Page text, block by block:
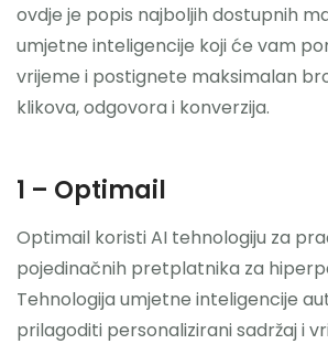
ovdje je popis najboljih dostupnih
umjetne inteligencije koji će vam
vrijeme i postignete maksimalan
klikova, odgovora i konverzija.
1 – Optimail
Optimail koristi AI tehnologiju za
pojedinačnih pretplatnika za
Tehnologija umjetne inteligencije
prilagoditi personalizirani sadržaj i